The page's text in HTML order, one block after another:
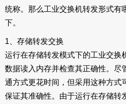
统称。那么工业交换机转发形式有
下。
1、存储转发交换
运行在存储转发模式下的工业交换
数据读入内存并检查其正确性。尽
通方式更花时间，但采用这种方式
保证其准确性。由于运行在存储转